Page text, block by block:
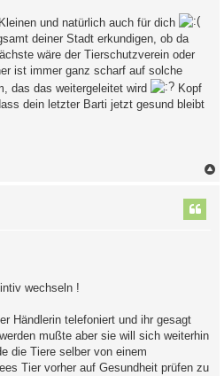
und natürlich auch für dich
deiner Stadt erkundigen, ob da
wäre der Tierschutzverein oder
ist immer ganz scharf auf solche
das das weitergeleitet wird
Kopf
dein letzter Barti jetzt gesund bleibt
wechseln !
Händlerin telefoniert und ihr gesagt
mußte aber sie will sich weiterhin
die Tiere selber von einem
Tier vorher auf Gesundheit prüfen zu